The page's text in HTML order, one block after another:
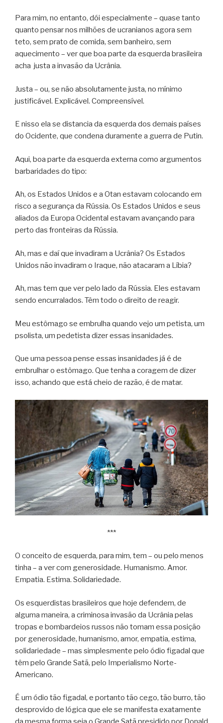
Para mim, no entanto, dói especialmente – quase tanto
quanto pensar nos milhões de ucranianos agora sem
teto, sem prato de comida, sem banheiro, sem
aquecimento – ver que boa parte da esquerda brasileira
acha justa a invasão da Ucrânia.
Justa – ou, se não absolutamente justa, no mínimo
justificável. Explicável. Compreensível.
E nisso ela se distancia da esquerda dos demais países
do Ocidente, que condena duramente a guerra de Putin.
Aqui, boa parte da esquerda externa como argumentos
barbaridades do tipo:
Ah, os Estados Unidos e a Otan estavam colocando em
risco a segurança da Rússia. Os Estados Unidos e seus
aliados da Europa Ocidental estavam avançando para
perto das fronteiras da Rússia.
Ah, mas e daí que invadiram a Ucrânia? Os Estados
Unidos não invadiram o Iraque, não atacaram a Líbia?
Ah, mas tem que ver pelo lado da Rússia. Eles estavam
sendo encurralados. Têm todo o direito de reagir.
Meu estômago se embrulha quando vejo um petista, um
psolista, um pedetista dizer essas insanidades.
Que uma pessoa pense essas insanidades já é de
embrulhar o estômago. Que tenha a coragem de dizer
isso, achando que está cheio de razão, é de matar.
***
O conceito de esquerda, para mim, tem – ou pelo menos
tinha – a ver com generosidade. Humanismo. Amor.
Empatia. Estima. Solidariedade.
Os esquerdistas brasileiros que hoje defendem, de
alguma maneira, a criminosa invasão da Ucrânia pelas
tropas e bombardeios russos não tomam essa posição
por generosidade, humanismo, amor, empatia, estima,
solidariedade – mas simplesmente pelo ódio figadal que
têm pelo Grande Satã, pelo Imperialismo Norte-
Americano.
É um ódio tão figadal, e portanto tão cego, tão burro, tão
desprovido de lógica que ele se manifesta exatamente